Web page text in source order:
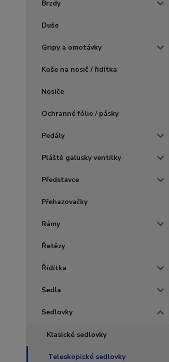
Brzdy
Duše
Gripy a omotávky
Koše na nosič / řidítka
Nosiče
Ochranné fólie / pásky
Pedály
Pláště galusky ventilky
Představce
Přehazovačky
Rámy
Řetězy
Řídítka
Sedla
Sedlovky
Klasické sedlovky
Teleskopické sedlovky